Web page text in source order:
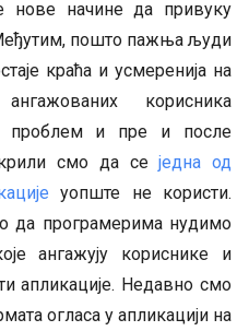
нове начине да привуку
пошто пажња људи
краћа и усмеренија на
корисника
проблем и пре и после
смо да сеједна од
уопште не користи.
да програмерима нудимо
ангажују кориснике и
апликације. Недавно смо
огласа у апликацији на